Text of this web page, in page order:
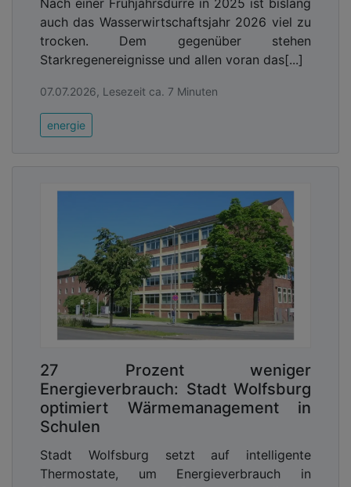
auch das Wasserwirtschaftsjahr 2026 viel zu
trocken. Dem gegenüber stehen
Starkregenereignisse und allen voran das[...]
07.07.2026, Lesezeit ca. 7 Minuten
energie
27 Prozent weniger
Energieverbrauch: Stadt Wolfsburg
optimiert Wärmemanagement in
Schulen
Stadt Wolfsburg setzt auf intelligente
Thermostate, um Energieverbrauch in